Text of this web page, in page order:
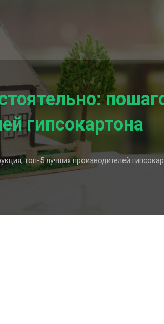
гипсокартона
топ-5 лучших производителей